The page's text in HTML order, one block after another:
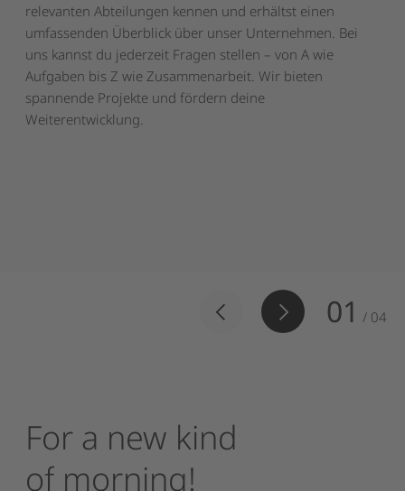
relevanten Abteilungen kennen und erhältst einen
umfassenden Überblick über unser Unternehmen. Bei
uns kannst du jederzeit Fragen stellen – von A wie
Aufgaben bis Z wie Zusammenarbeit. Wir bieten
spannende Projekte und fördern deine
Weiterentwicklung.
01 / 04
For a new kind
of morning!